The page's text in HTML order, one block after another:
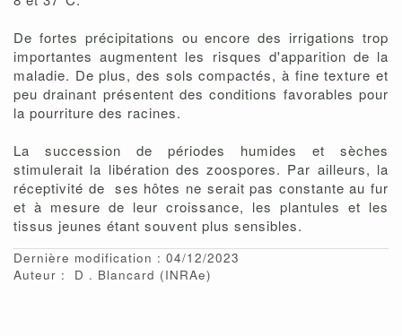
De fortes précipitations ou encore des irrigations trop
importantes augmentent les risques d'apparition de la
maladie. De plus, des sols compactés, à fine texture et
peu drainant présentent des conditions favorables pour
la pourriture des racines.
La succession de périodes humides et sèches
stimulerait la libération des zoospores. Par ailleurs, la
réceptivité de ses hôtes ne serait pas constante au fur
et à mesure de leur croissance, les plantules et les
tissus jeunes étant souvent plus sensibles.
Dernière modification : 04/12/2023
Auteur :
D Blancard (INRAe)